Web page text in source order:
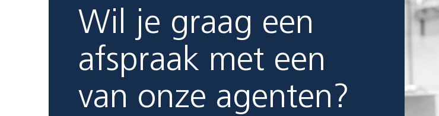
Wil je graag een
afspraak met een
van onze agenten?